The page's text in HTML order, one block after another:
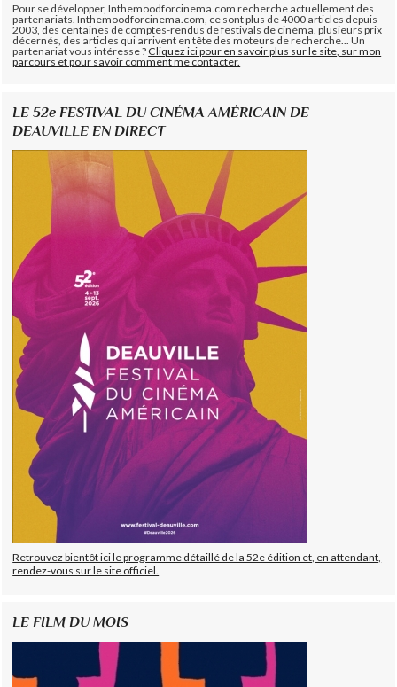
Pour se développer, Inthemoodforcinema.com recherche actuellement des
partenariats. Inthemoodforcinema.com, ce sont plus de 4000 articles depuis
2003, des centaines de comptes-rendus de festivals de cinéma, plusieurs prix
décernés, des articles qui arrivent en tête des moteurs de recherche... Un
partenariat vous intéresse ?Cliquez ici pour en savoir plus sur le site, sur mon
parcours et pour savoir comment me contacter.
LE 52e FESTIVAL DU CINÉMA AMÉRICAIN DE
DEAUVILLE EN DIRECT
Retrouvez bientôt ici le programme détaillé de la 52e édition et, en attendant,
rendez-vous sur le site officiel.
LE FILM DU MOIS